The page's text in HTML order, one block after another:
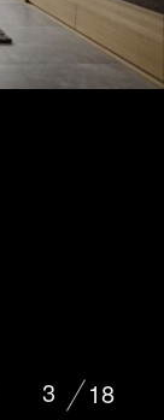
3 18